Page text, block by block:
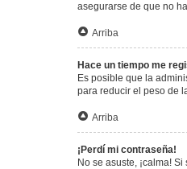
asegurarse de que no
Arriba
Hace un tiempo me
Es posible que la
para reducir el peso de
Arriba
¡Perdí mi contraseña!
No se asuste, ¡calma!